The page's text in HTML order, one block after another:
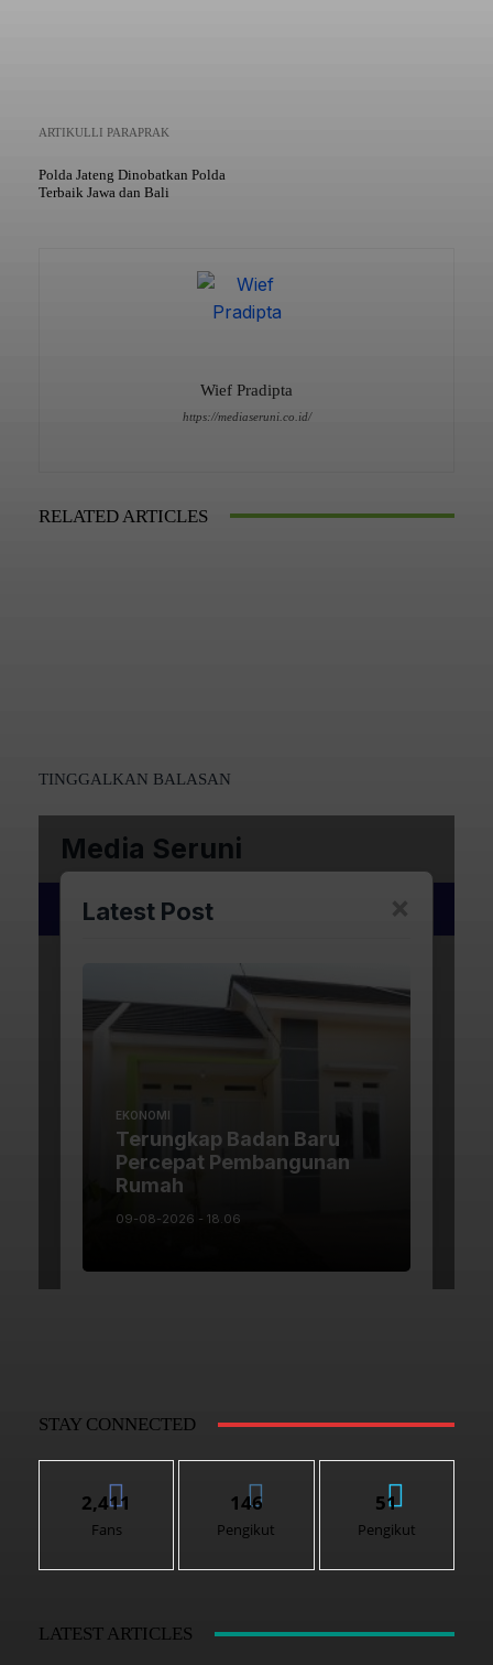
ARTIKULLI PARAPRAK
Polda Jateng Dinobatkan Polda
Terbaik Jawa dan Bali
Wief Pradipta
https://mediaseruni.co.id/
RELATED ARTICLES
TINGGALKAN BALASAN
STAY CONNECTED
2,411
Fans
146
Pengikut
51
Pengikut
LATEST ARTICLES